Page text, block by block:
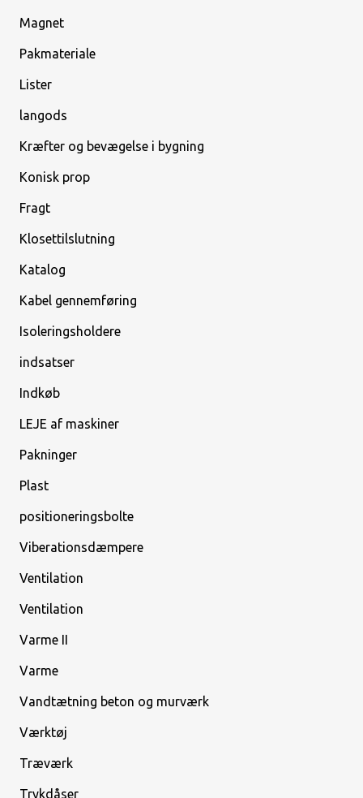
Magnet
Pakmateriale
Lister
langods
Kræfter og bevægelse i bygning
Konisk prop
Fragt
Klosettilslutning
Katalog
Kabel gennemføring
Isoleringsholdere
indsatser
Indkøb
LEJE af maskiner
Pakninger
Plast
positioneringsbolte
Viberationsdæmpere
Ventilation
Ventilation
Varme II
Varme
Vandtætning beton og murværk
Værktøj
Træværk
Trykdåser